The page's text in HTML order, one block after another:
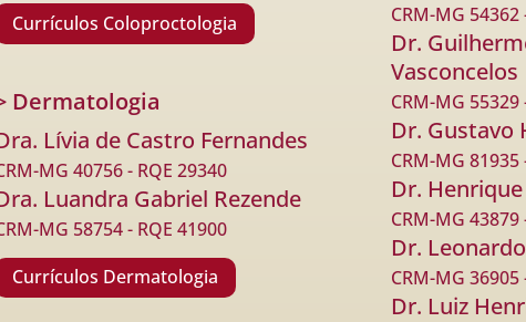
Currículos Coloproctologia
Dermatologia
Lívia de Castro Fernandes
MG 40756 - RQE 29340
Luandra Gabriel Rezende
MG 58754 - RQE 41900
Currículos Dermatologia
CRM-MG 54362
Dr.
Vasconcelos
CRM-MG 55329
Dr. Gustavo
CRM-MG 81935
Dr.
CRM-MG 43879
Dr.
CRM-MG 36905
Dr. Luiz